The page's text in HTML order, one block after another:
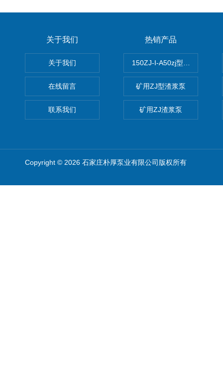
关于我们
关于我们
在线留言
联系我们
热销产品
150ZJ-I-A50zj型渣浆泵
矿用ZJ型渣浆泵
矿用ZJ渣浆泵
Copyright © 2026 石家庄朴厚泵业有限公司版权所有